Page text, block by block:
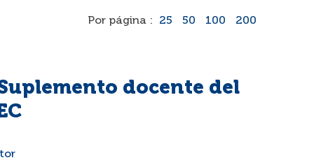
Por página : 25 50 100 200
docente del